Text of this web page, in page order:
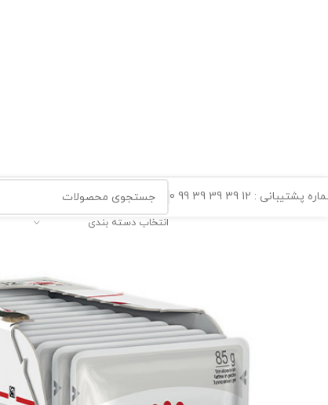
پشتیبانی : 12 39 39 39 99 0
انتخاب دسته بندی